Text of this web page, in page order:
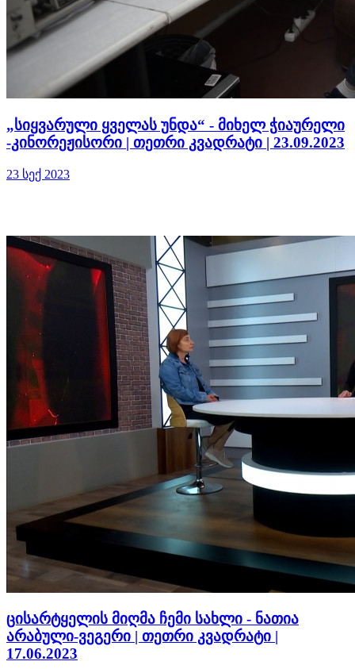
„სიყვარული ყველას უნდა“ - მიხელ ჭიაურელი
-კინორეჟისორი | თეთრი კვადრატი | 23.09.2023
23 სექ 2023
ცისარტყელის მიღმა ჩემი სახლი - ნათია
არაბული-ვეგერი | თეთრი კვადრატი |
17.06.2023